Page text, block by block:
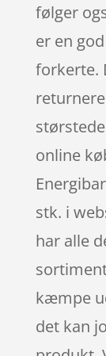
følger
er en
forkerte.
online
stk. i
har alle
kæmpe
det kan